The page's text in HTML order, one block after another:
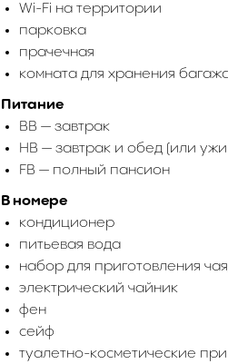
Wi-Fi на территории
парковка
прачечная
комната для хранения
Питание
BB — завтрак
HB — завтрак и обед (или
FB — полный пансион
В номере
кондиционер
питьевая вода
набор для приготовления
электрический чайник
фен
сейф
туалетно-косметические